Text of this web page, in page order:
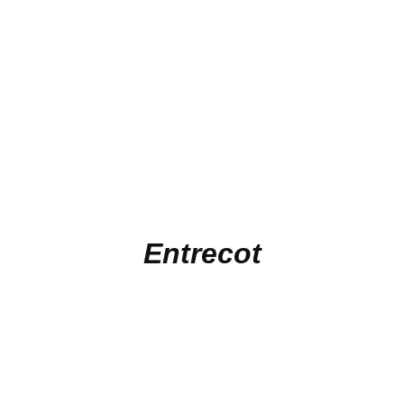
Entrecot